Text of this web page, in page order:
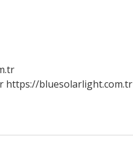
https://bluesolarlight.com.tr